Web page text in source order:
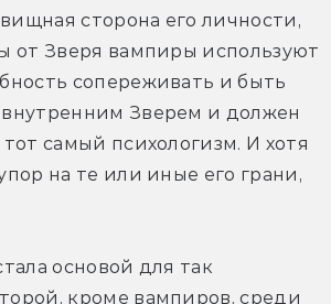
сторона его личности,
от Зверя вампиры используют
сопереживать и быть
Зверем и должен
самый психологизм. И хотя
на те или иные его грани,
основой для так
кроме вампиров, среди